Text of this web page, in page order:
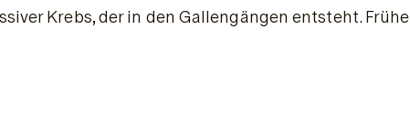
Krebs, der in den Gallengängen entsteht.